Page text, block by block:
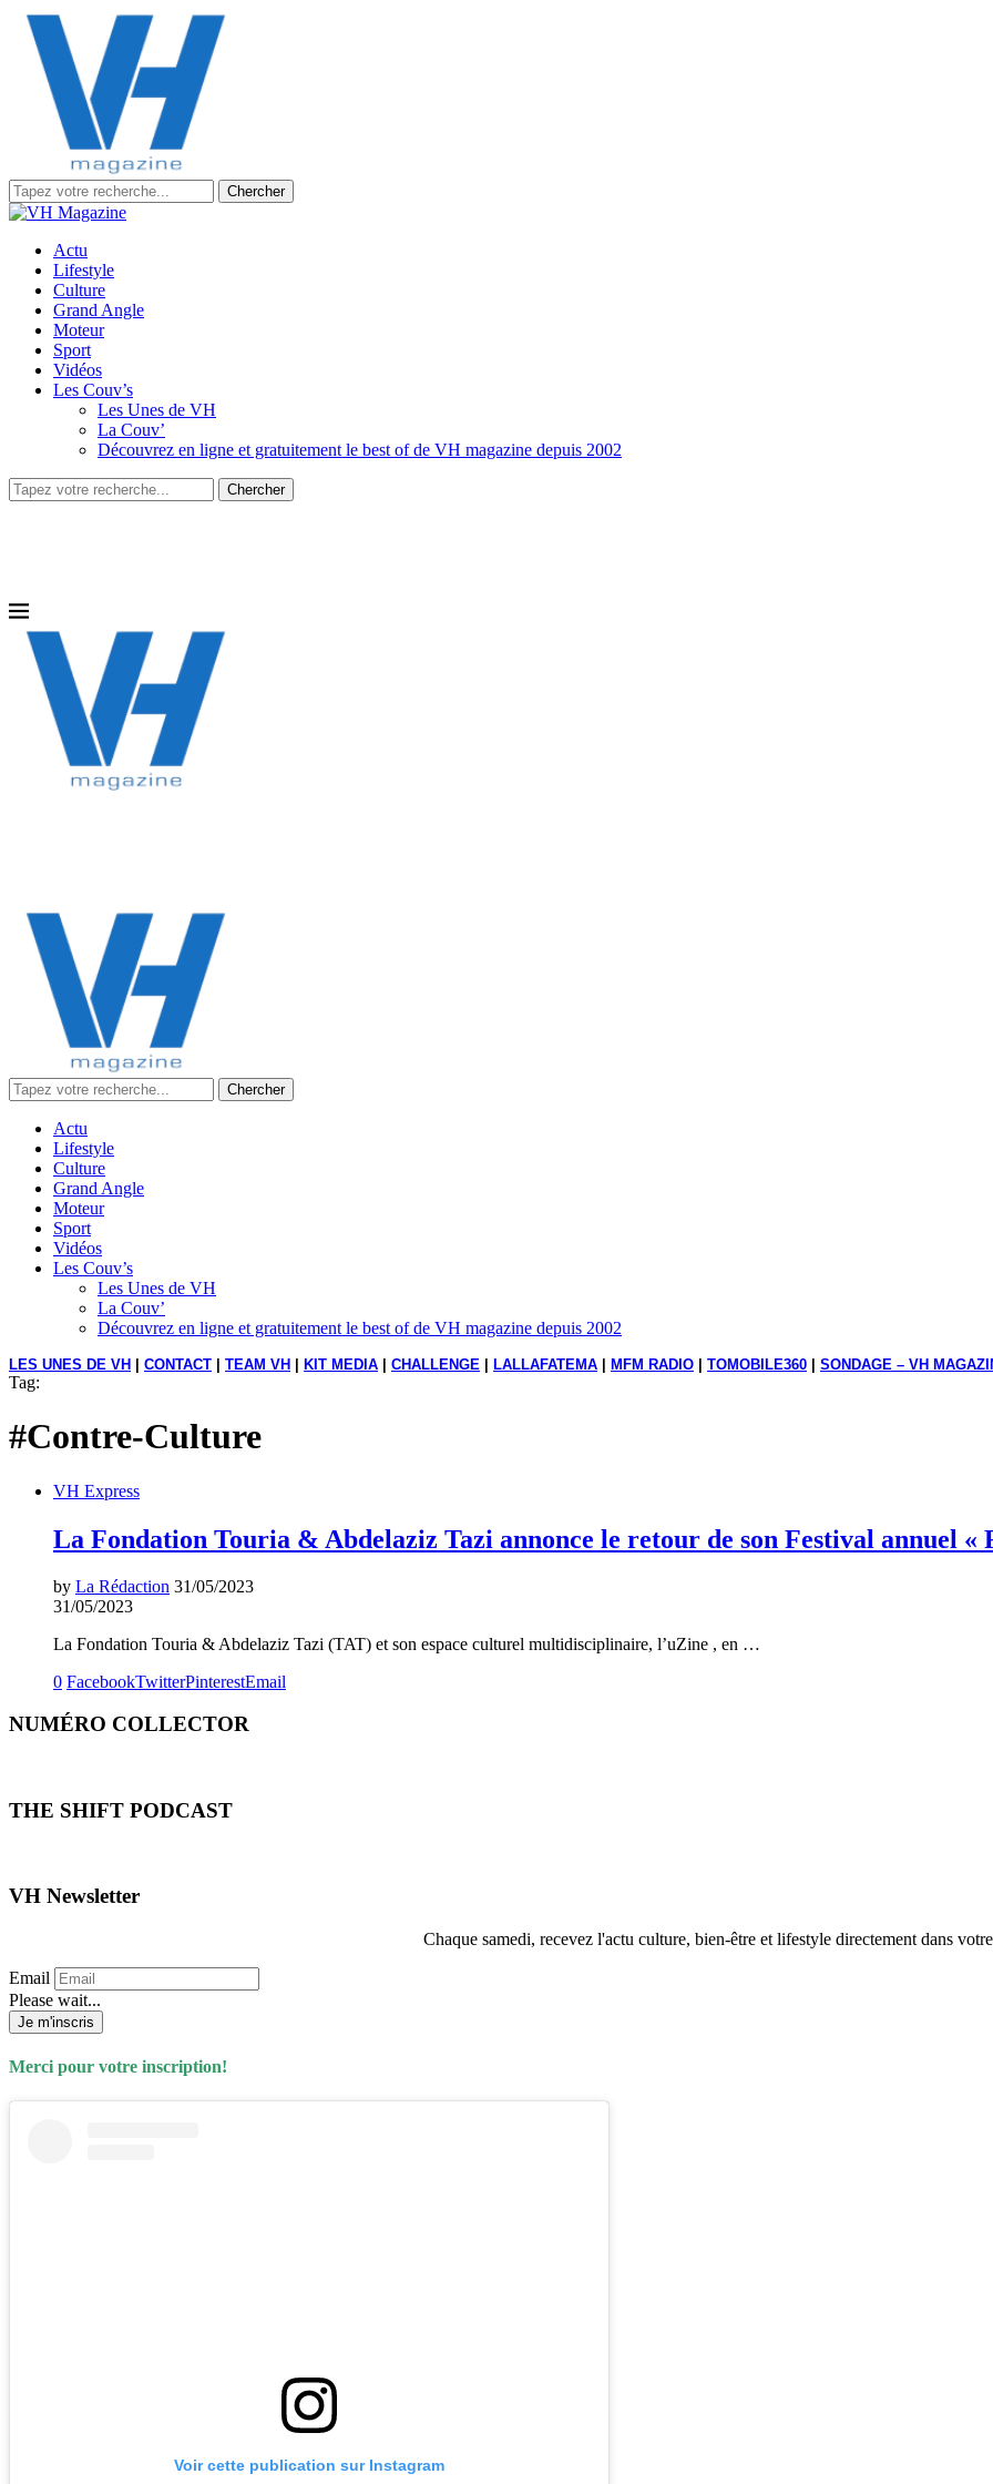
Chercher
Actu
Lifestyle
Culture
Grand Angle
Moteur
Sport
Vidéos
Les Couv’s
Les Unes de VH
La Couv’
Découvrez en ligne et gratuitement le best of de VH magazine depuis 2002
Chercher
Chercher
Actu
Lifestyle
Culture
Grand Angle
Moteur
Sport
Vidéos
Les Couv’s
Les Unes de VH
La Couv’
Découvrez en ligne et gratuitement le best of de VH magazine depuis 2002
LES UNES DE VH CONTACT TEAM VH KIT MEDIA CHALLENGE LALLAFATEMA MFM RADIO TOMOBILE360 SONDAGE – VH
Tag:
#Contre-Culture
VH Express
by La Rédaction 31/05/2023
31/05/2023
La Fondation Touria & Abdelaziz Tazi (TAT) et son espace culturel multidisciplinaire, l’uZine , en …
0 FacebookTwitterPinterestEmail
NUMÉRO COLLECTOR
THE SHIFT PODCAST
VH Newsletter
Chaque samedi, recevez l'actu culture, bien-être et lifestyle directement dans
Email
Please wait...
Je m'inscris
Merci pour votre inscription!
Voir cette publication sur Instagram